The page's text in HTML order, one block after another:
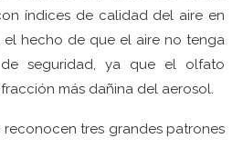
índices de calidad del aire en
el hecho de que el aire no tenga
seguridad, ya que el olfato
más dañina del aerosol.
tres grandes patrones